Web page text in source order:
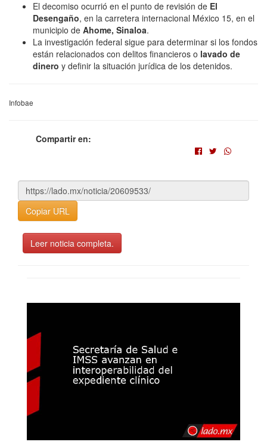
El decomiso ocurrió en el punto de revisión de El
Desengaño, en la carretera internacional México 15, en el
municipio de Ahome, Sinaloa.
La investigación federal sigue para determinar si los fondos
están relacionados con delitos financieros o lavado de
dinero y definir la situación jurídica de los detenidos.
Infobae
Compartir en:
Copiar URL
Leer noticia completa.